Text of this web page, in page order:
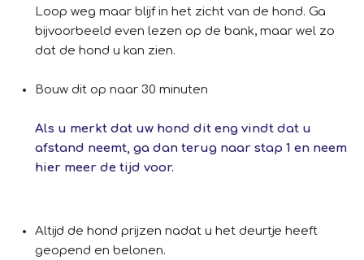
Loop weg maar blijf in het zicht van de hond. Ga
bijvoorbeeld even lezen op de bank, maar wel zo
dat de hond u kan zien.
Bouw dit op naar 30 minuten
Als u merkt dat uw hond dit eng vindt dat u
afstand neemt, ga dan terug naar stap 1 en neem
hier meer de tijd voor.
Altijd de hond prijzen nadat u het deurtje heeft
geopend en belonen.